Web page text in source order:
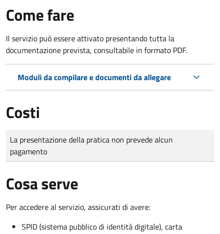
Come fare
Il servizio può essere attivato presentando tutta la
documentazione prevista, consultabile in formato PDF.
Moduli da compilare e documenti da allegare
Costi
Tipo di pagamento
Importo
La presentazione della pratica non prevede alcun
pagamento
Cosa serve
Per accedere al servizio, assicurati di avere:
SPID (sistema pubblico di identità digitale), carta